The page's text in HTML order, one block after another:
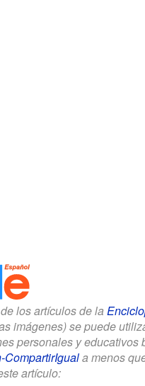
los artículos de la
imágenes) se puede
personales y educativos
CompartirIguala menos
artículo: